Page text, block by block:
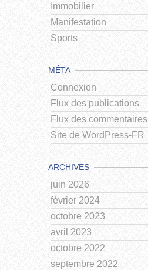
Immobilier
Manifestation
Sports
MÉTA
Connexion
Flux des publications
Flux des commentaires
Site de WordPress-FR
ARCHIVES
juin 2026
février 2024
octobre 2023
avril 2023
octobre 2022
septembre 2022